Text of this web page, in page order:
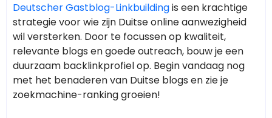
Deutscher Gastblog-Linkbuildingis een krachtige
strategie voor wie zijn Duitse online aanwezigheid
wil versterken. Door te focussen op kwaliteit,
relevante blogs en goede outreach, bouw je een
duurzaam backlinkprofiel op. Begin vandaag nog
met het benaderen van Duitse blogs en zie je
zoekmachine-ranking groeien!